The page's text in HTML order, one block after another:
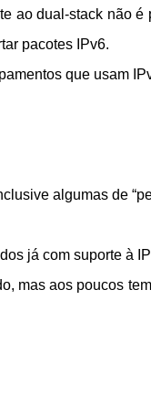
ao dual-stack não
pacotes IPv6.
que usam
algumas de
já com suporte à
mas aos poucos